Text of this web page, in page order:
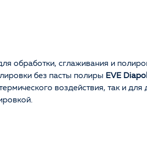
обработки, сглаживания и
без пасты полиры EVE Diapol
воздействия, так и